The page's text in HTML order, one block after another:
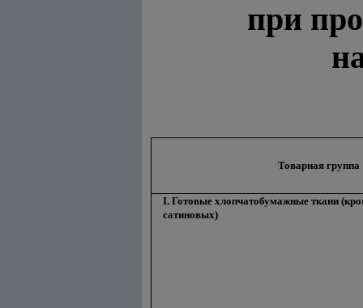
при
Товарная группа
I. Готовые хлопчатобумажные ткани
сатиновых)